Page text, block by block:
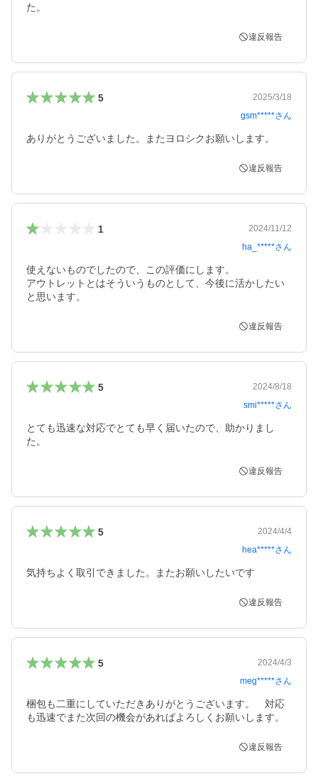
た。
違反報告
5
2025/3/18
gsm*****さん
ありがとうございました。またヨロシクお願いします。
違反報告
1
2024/11/12
ha_*****さん
使えないものでしたので、この評価にします。
アウトレットとはそういうものとして、今後に活かしたい
と思います。
違反報告
5
2024/8/18
smi*****さん
とても迅速な対応でとても早く届いたので、助かりまし
た。
違反報告
5
2024/4/4
hea*****さん
気持ちよく取引できました。またお願いしたいです
違反報告
5
2024/4/3
meg*****さん
梱包も二重にしていただきありがとうございます。　対応
も迅速でまた次回の機会があればよろしくお願いします。
違反報告